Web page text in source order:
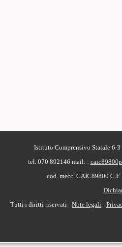
Istituto Comprensivo Statale 6-
tel. 070 892146 mail: :
cod. mecc. CAIC89800
Tutti i diritti riservati - Note legali -